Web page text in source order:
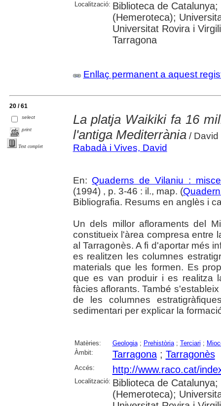
Localització: Biblioteca de
(Hemeroteca);
Universitat Rovira i
Tarragona
Enllaç permanent a aquest
20 / 61
select
print
Text complet
La platja Waikiki fa 16
l'antiga Mediterrània/ David
Rabadà i Vives, David
En: Quaderns de Vilaniu :
(1994) , p. 3-46 : il., map. (
Bibliografia. Resums en anglès i
Un dels millor afloraments del
constitueix l'àrea compresa entre
al Tarragonès. A fi d'aportar més
es realitzen les columnes
materials que les formen. Es
que es van produir i es realitza
fàcies aflorants. També
de les columnes
sedimentari per explicar la
Matèries: Geologia; Prehistòria; Terciari ;
Àmbit:
Tarragona; Tarragonès
Accés: http://www.raco.cat/
Localització: Biblioteca de
(Hemeroteca);